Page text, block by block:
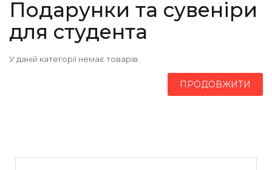
Подарунки та сувеніри
для студента
У даній категорії немає товарів.
ПРОДОВЖИТИ